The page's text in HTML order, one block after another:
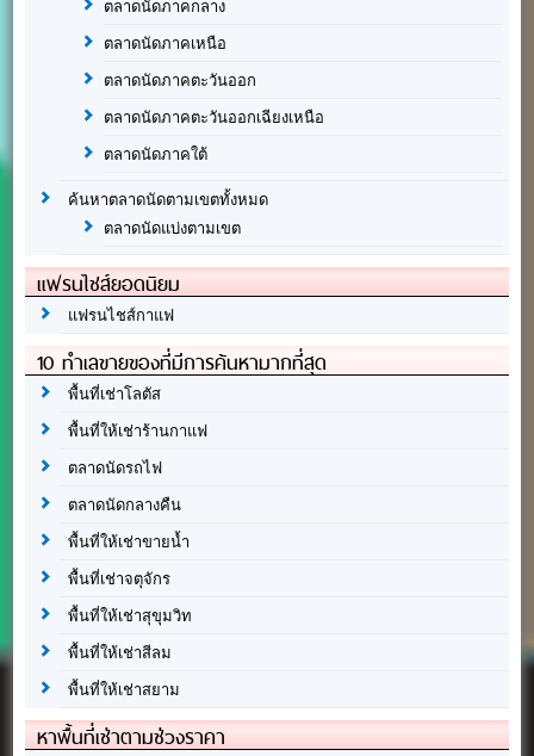
ตลาดนัดภาคกลาง
ตลาดนัดภาคเหนือ
ตลาดนัดภาคตะวันออก
ตลาดนัดภาคตะวันออกเฉียงเหนือ
ตลาดนัดภาคใต้
ค้นหาตลาดนัดตามเขตทั้งหมด
ตลาดนัดแบ่งตามเขต
แฟรนไชส์ยอดนิยม
แฟรนไชส์กาแฟ
10 ทำเลขายของที่มีการค้นหามากที่สุด
พื้นที่เช่าโลตัส
พื้นที่ให้เช่าร้านกาแฟ
ตลาดนัดรถไฟ
ตลาดนัดกลางคืน
พื้นที่ให้เช่าขายน้ำ
พื้นที่เช่าจตุจักร
พื้นที่ให้เช่าสุขุมวิท
พื้นที่ให้เช่าสีลม
พื้นที่ให้เช่าสยาม
หาพื้นที่เช่าตามช่วงราคา